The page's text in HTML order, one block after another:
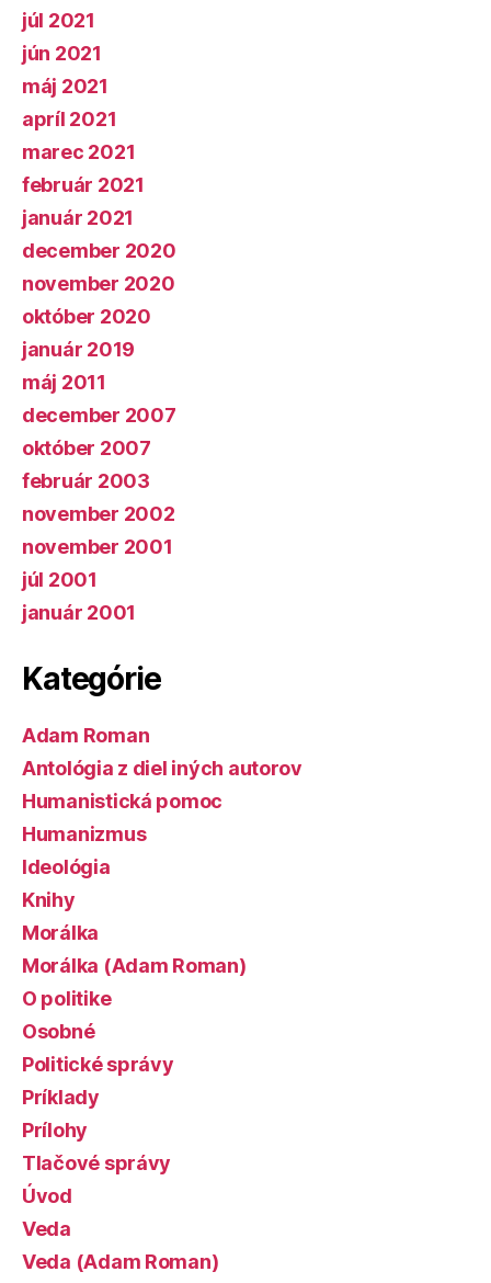
júl 2021
jún 2021
máj 2021
apríl 2021
marec 2021
február 2021
január 2021
december 2020
november 2020
október 2020
január 2019
máj 2011
december 2007
október 2007
február 2003
november 2002
november 2001
júl 2001
január 2001
Kategórie
Adam Roman
Antológia z diel iných autorov
Humanistická pomoc
Humanizmus
Ideológia
Knihy
Morálka
Morálka (Adam Roman)
O politike
Osobné
Politické správy
Príklady
Prílohy
Tlačové správy
Úvod
Veda
Veda (Adam Roman)